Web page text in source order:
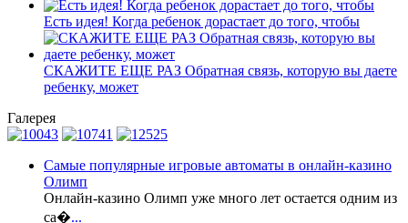
Есть идея! Когда ребенок дорастает до того, чтобы
СКАЖИТЕ ЕЩЕ РАЗ Обратная связь, которую вы даете
ребенку, может
Галерея
Самые популярные игровые автоматы в онлайн-казино
Олимп
Онлайн-казино Олимп уже много лет остается одним из
са�...